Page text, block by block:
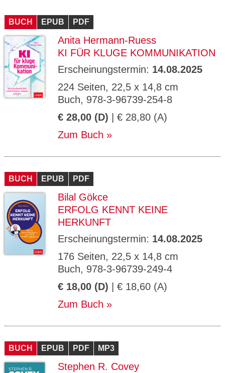
BUCH EPUB PDF
Anita Hermann-Ruess
KI FÜR KLUGE KOMMUNIKATION
Erscheinungstermin: 14.08.2025
224 Seiten, 22,5 x 14,8 cm
Buch, 978-3-96739-254-8
€ 28,00 (D) | € 28,80 (A)
Zum Buch
BUCH EPUB PDF
Bilal Gökce
ERFOLG KENNT KEINE
HERKUNFT
Erscheinungstermin: 14.08.2025
176 Seiten, 22,5 x 14,8 cm
Buch, 978-3-96739-249-4
€ 18,00 (D) | € 18,60 (A)
Zum Buch
BUCH EPUB PDF MP3
Stephen R. Covey